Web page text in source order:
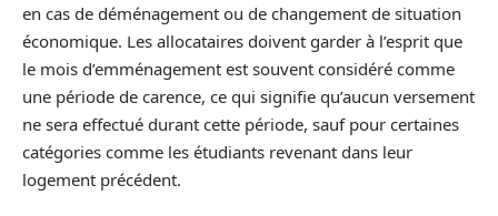
en cas de déménagement ou de changement de situation
économique. Les allocataires doivent garder à l’esprit que
le mois d’emménagement est souvent considéré comme
une période de carence, ce qui signifie qu’aucun versement
ne sera effectué durant cette période, sauf pour certaines
catégories comme les étudiants revenant dans leur
logement précédent.